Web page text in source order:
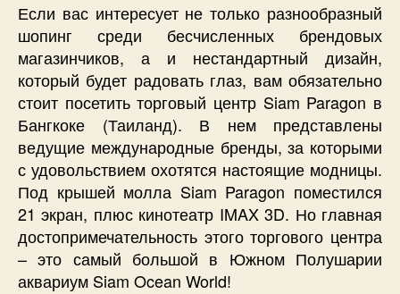
Если вас интересует не только разнообразный
шопинг среди бесчисленных брендовых
магазинчиков, а и нестандартный дизайн,
который будет радовать глаз, вам обязательно
стоит посетить торговый центр Siam Paragon в
Бангкоке (Таиланд). В нем представлены
ведущие международные бренды, за которыми
с удовольствием охотятся настоящие модницы.
Под крышей молла Siam Paragon поместился
21 экран, плюс кинотеатр IMAX 3D. Но главная
достопримечательность этого торгового центра
– это самый большой в Южном Полушарии
аквариум Siam Ocean World!